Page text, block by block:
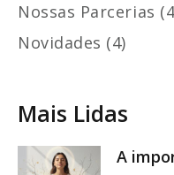
Nossas Parcerias
Novidades (4)
Mais Lidas
A